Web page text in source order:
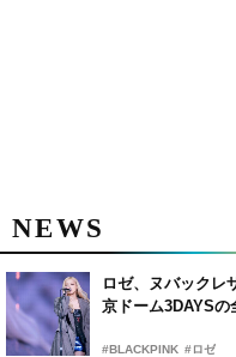
NEWS
ロゼ、ヌバック
京ドーム3DAYSの
#BLACKPINK #ロゼ